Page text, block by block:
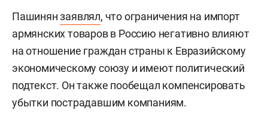
Пашинянзаявлял, что ограничения на импорт
армянских товаров в Россию негативно влияют
на отношение граждан страны к Евразийскому
экономическому союзу и имеют политический
подтекст. Он также пообещал компенсировать
убытки пострадавшим компаниям.